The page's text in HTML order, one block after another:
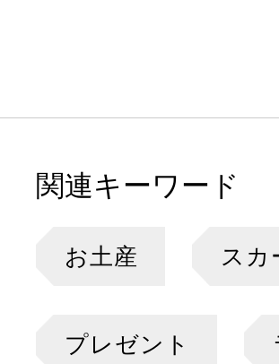
関連キーワード
お土産 スカ
プレゼント